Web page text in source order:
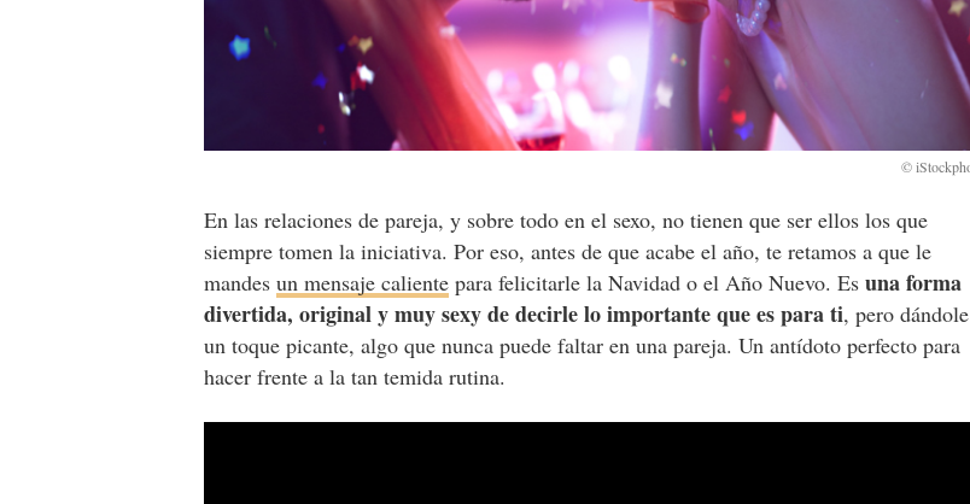
En las relaciones de pareja, y sobre todo en el sexo, no tienen que ser ellos los que
siempre tomen la iniciativa. Por eso, antes de que acabe el año, te retamos a que le
mandesun mensaje caliente para felicitarle la Navidad o el Año Nuevo. Esuna forma
divertida, original y muy sexy de decirle lo importante que es para ti, pero dándole
un toque picante, algo que nunca puede faltar en una pareja. Un antídoto perfecto para
hacer frente a la tan temida rutina.